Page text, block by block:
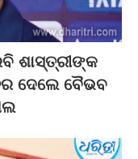
ଶାସ୍ତ୍ରୀଙ୍କ
ଦେଲେ ବୈଭବ